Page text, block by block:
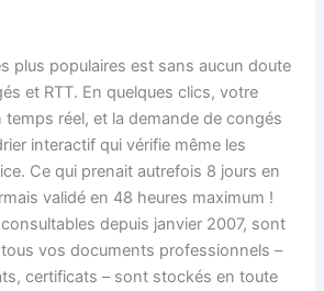
plus populaires est sans aucun doute
et RTT. En quelques clics, votre
réel, et la demande de congés
interactif qui vérifie même les
Ce qui prenait autrefois 8 jours en
validé en 48 heures maximum !
depuis janvier 2007, sont
vos documents professionnels –
certificats – sont stockés en toute